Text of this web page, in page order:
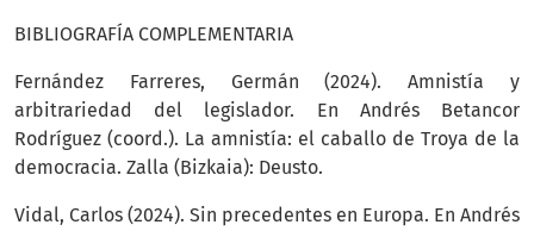
BIBLIOGRAFÍA COMPLEMENTARIA
Fernández Farreres, Germán (2024). Amnistía y
arbitrariedad del legislador. En Andrés Betancor
Rodríguez (coord.). La amnistía: el caballo de Troya de la
democracia. Zalla (Bizkaia): Deusto.
Vidal, Carlos (2024). Sin precedentes en Europa. En Andrés